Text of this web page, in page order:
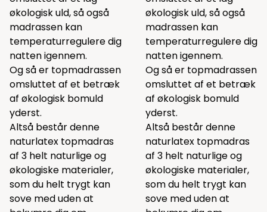
økologisk uld, så også
madrassen kan
temperaturregulere dig
natten igennem.
Og så er topmadrassen
omsluttet af et betræk
af økologisk bomuld
yderst.
Altså består denne
naturlatex topmadras
af 3 helt naturlige og
økologiske materialer,
som du helt trygt kan
sove med uden at
økologisk uld, så også
madrassen kan
temperaturregulere dig
natten igennem.
Og så er topmadrassen
omsluttet af et betræk
af økologisk bomuld
yderst.
Altså består denne
naturlatex topmadras
af 3 helt naturlige og
økologiske materialer,
som du helt trygt kan
sove med uden at